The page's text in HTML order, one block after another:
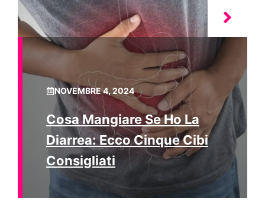
NOVEMBRE 4, 2024
Cosa Mangiare Se Ho La
Diarrea: Ecco Cinque Cibi
Consigliati